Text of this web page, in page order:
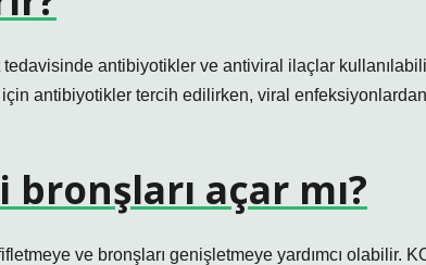
tedavisinde antibiyotikler ve antiviral ilaçlar
antibiyotikler tercih edilirken, viral
açar mı?
ve bronşları genişletmeye yardımcı olabilir.